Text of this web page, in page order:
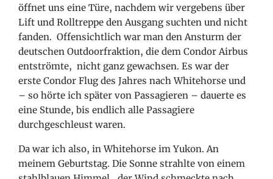
öffnet uns eine Türe, nachdem wir vergebens über
Lift und Rolltreppe den Ausgang suchten und nicht
fanden. Offensichtlich war man den Ansturm der
deutschen Outdoorfraktion, die dem Condor Airbus
entströmte, nicht ganz gewachsen. Es war der
erste Condor Flug des Jahres nach Whitehorse und
– so hörte ich später von Passagieren – dauerte es
eine Stunde, bis endlich alle Passagiere
durchgeschleust waren.
Da war ich also, in Whitehorse im Yukon. An
meinem Geburtstag. Die Sonne strahlte von einem